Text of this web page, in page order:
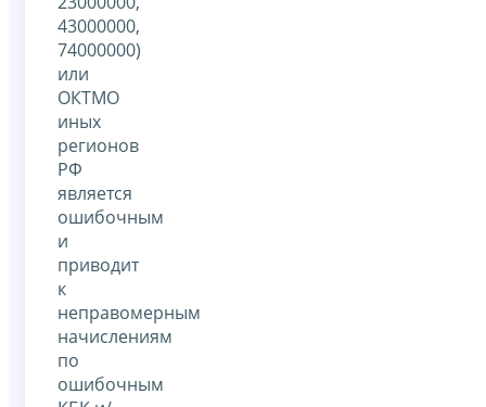
43000000,
74000000)
или
ОКТМО
иных
регионов
РФ
является
ошибочным
и
приводит
к
неправомерным
начислениям
по
ошибочным